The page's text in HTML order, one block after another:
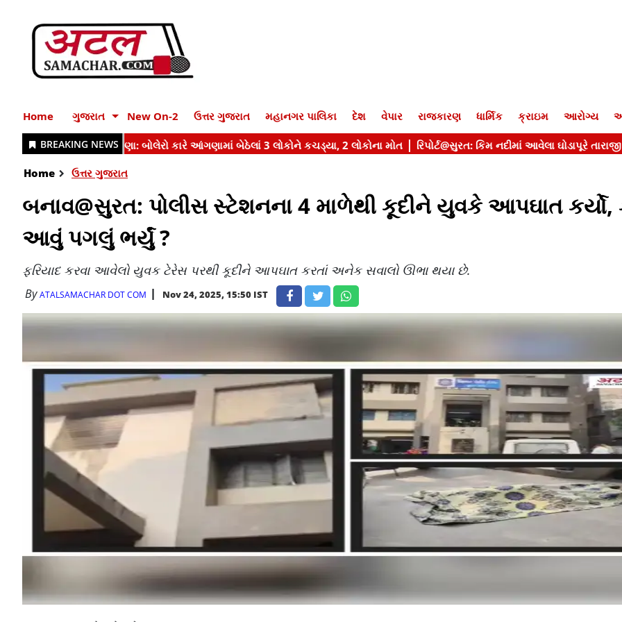
Home ગુજરાત New On-2 ઉત્તર ગુજરાત મહાનગર પાલિકા દેશ વેપાર રાજકારણ ધાર્મિક ક્રાઇમ આરોગ્ય
Home ઉત્તર ગુજરાત
બનાવ@સુરત: પોલીસ સ્ટેશનના 4 માળેથી કૂદીને યુવકે આપઘાત
આવું પગલું ભર્યું ?
ફરિયાદ કરવા આવેલો યુવક ટેરેસ પરથી કૂદીને આપઘાત કરતાં અનેક સવાલો ઊભા થયા છે.
ByATALSAMACHAR DOT COM Nov 24, 2025, 15:50 IST